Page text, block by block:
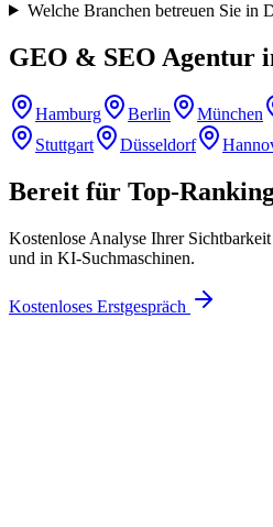
Welche Branchen betreuen Sie in
GEO & SEO Agentur
Hamburg Berlin München
Stuttgart
Düsseldorf
Bereit für Top-
Kostenlose Analyse Ihrer
und in KI-Suchmaschinen.
Kostenloses Erstgespräch